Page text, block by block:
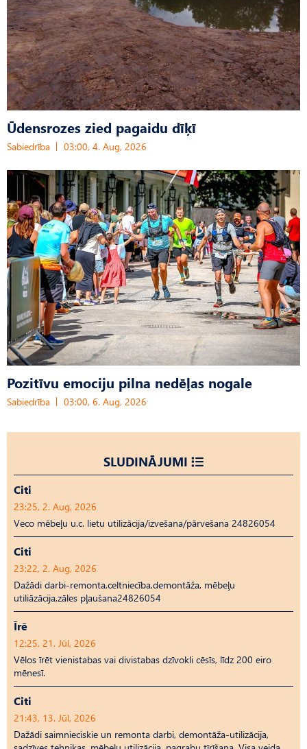
Ūdensrozes zied pagaidu dīķī
Sabiedrība 03:00, 4. Aug, 2026
Pozitīvu emociju pilna nedēļas nogale
Sabiedrība 03:00, 6. Aug, 2026
SLUDINĀJUMI
Citi
23:25, 2. Aug, 2026
Veco mēbeļu u.c. lietu utilizācija/izvešana/pārvešana 24826054
Citi
23:22, 2. Aug, 2026
Dažādi darbi-remonta,celtniecība,demontāža, mēbeļu
utiliāzācija,zāles pļaušana24826054
Īrē
12:25, 21. Jūl, 2026
Vēlos īrēt vienistabas vai divistabas dzīvokli cēsīs, līdz 200 eiro
mēnesī.
Citi
21:43, 13. Jūl, 2026
Dažādi saimnieciskie un remonta darbi, demontāža-utilizācija,